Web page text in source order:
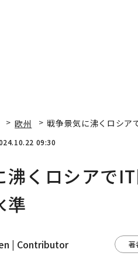
欧州 戦争景気に沸くロシ
09:30
沸くロシアで
準
| Contributor 著